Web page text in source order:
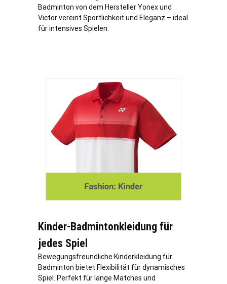
Badminton von dem Hersteller Yonex und
Victor vereint Sportlichkeit und Eleganz – ideal
für intensives Spielen.
Kinder-Badmintonkleidung für
jedes Spiel
Bewegungsfreundliche Kinderkleidung für
Badminton bietet Flexibilität für dynamisches
Spiel. Perfekt für lange Matches und